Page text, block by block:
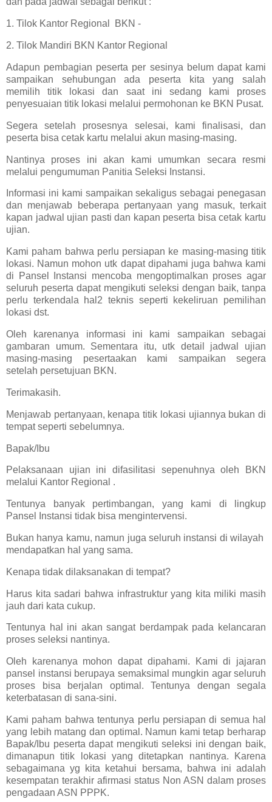
1. Tilok Kantor Regional BKN -
2. Tilok Mandiri BKN Kantor Regional
Adapun pembagian peserta per sesinya belum dapat kami
sampaikan sehubungan ada peserta kita yang salah
memilih titik lokasi dan saat ini sedang kami proses
penyesuaian titik lokasi melalui permohonan ke BKN Pusat.
Segera setelah prosesnya selesai, kami finalisasi, dan
peserta bisa cetak kartu melalui akun masing-masing.
Nantinya proses ini akan kami umumkan secara resmi
melalui pengumuman Panitia Seleksi Instansi.
Informasi ini kami sampaikan sekaligus sebagai penegasan
dan menjawab beberapa pertanyaan yang masuk, terkait
kapan jadwal ujian pasti dan kapan peserta bisa cetak kartu
ujian.
Kami paham bahwa perlu persiapan ke masing-masing titik
lokasi. Namun mohon utk dapat dipahami juga bahwa kami
di Pansel Instansi mencoba mengoptimalkan proses agar
seluruh peserta dapat mengikuti seleksi dengan baik, tanpa
perlu terkendala hal2 teknis seperti kekeliruan pemilihan
lokasi dst.
Oleh karenanya informasi ini kami sampaikan sebagai
gambaran umum. Sementara itu, utk detail jadwal ujian
masing-masing pesertaakan kami sampaikan segera
setelah persetujuan BKN.
Terimakasih.
Menjawab pertanyaan, kenapa titik lokasi ujiannya bukan di
tempat seperti sebelumnya.
Bapak/Ibu
Pelaksanaan ujian ini difasilitasi sepenuhnya oleh BKN
melalui Kantor Regional .
Tentunya banyak pertimbangan, yang kami di lingkup
Pansel Instansi tidak bisa mengintervensi.
Bukan hanya kamu, namun juga seluruh instansi di wilayah
mendapatkan hal yang sama.
Kenapa tidak dilaksanakan di tempat?
Harus kita sadari bahwa infrastruktur yang kita miliki masih
jauh dari kata cukup.
Tentunya hal ini akan sangat berdampak pada kelancaran
proses seleksi nantinya.
Oleh karenanya mohon dapat dipahami. Kami di jajaran
pansel instansi berupaya semaksimal mungkin agar seluruh
proses bisa berjalan optimal. Tentunya dengan segala
keterbatasan di sana-sini.
Kami paham bahwa tentunya perlu persiapan di semua hal
yang lebih matang dan optimal. Namun kami tetap berharap
Bapak/Ibu peserta dapat mengikuti seleksi ini dengan baik,
dimanapun titik lokasi yang ditetapkan nantinya. Karena
sebagaimana yg kita ketahui bersama, bahwa ini adalah
kesempatan terakhir afirmasi status Non ASN dalam proses
pengadaan ASN PPPK.